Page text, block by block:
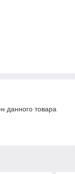
данного товара